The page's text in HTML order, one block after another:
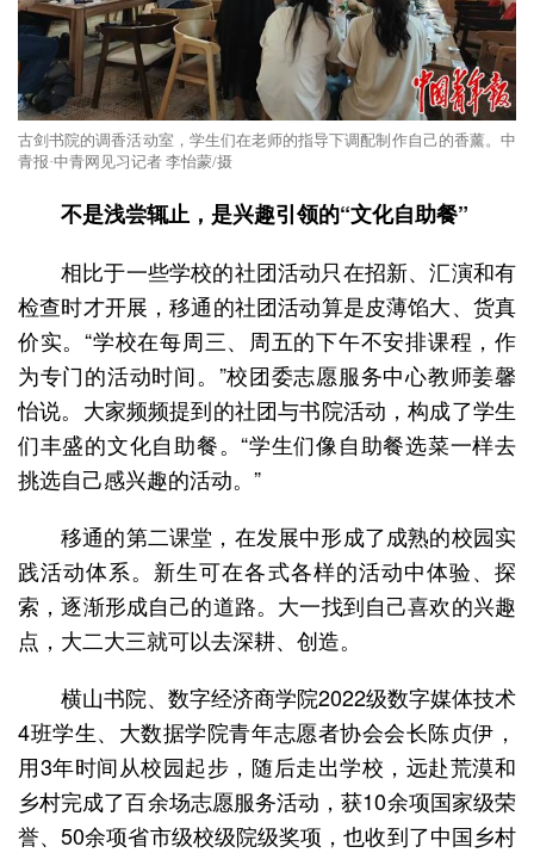
古剑书院的调香活动室，学生们在老师的指导下调配制作自己的香薰。中
青报·中青网见习记者 李怡蒙/摄
不是浅尝辄止，是兴趣引领的“文化自助餐”
相比于一些学校的社团活动只在招新、汇演和有
检查时才开展，移通的社团活动算是皮薄馅大、货真
价实。“学校在每周三、周五的下午不安排课程，作
为专门的活动时间。”校团委志愿服务中心教师姜馨
怡说。大家频频提到的社团与书院活动，构成了学生
们丰盛的文化自助餐。“学生们像自助餐选菜一样去
挑选自己感兴趣的活动。”
移通的第二课堂，在发展中形成了成熟的校园实
践活动体系。新生可在各式各样的活动中体验、探
索，逐渐形成自己的道路。大一找到自己喜欢的兴趣
点，大二大三就可以去深耕、创造。
横山书院、数字经济商学院2022级数字媒体技术
4班学生、大数据学院青年志愿者协会会长陈贞伊，
用3年时间从校园起步，随后走出学校，远赴荒漠和
乡村完成了百余场志愿服务活动，获10余项国家级荣
誉、50余项省市级校级院级奖项，也收到了中国乡村